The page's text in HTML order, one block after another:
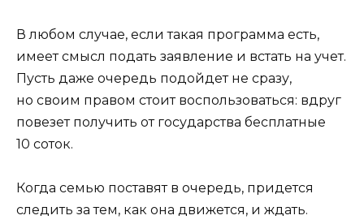
В любом случае, если такая программа есть,
имеет смысл подать заявление и встать на учет.
Пусть даже очередь подойдет не сразу,
но своим правом стоит воспользоваться: вдруг
повезет получить от государства бесплатные
10 соток.
Когда семью поставят в очередь, придется
следить за тем, как она движется, и ждать.